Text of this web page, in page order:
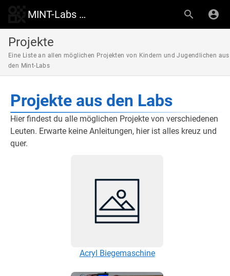
MINT-Labs Wiki
Projekte
Eine Liste an allen möglichen Projekten von Kindern und Jugendlichen aus
den Mint-Labs
Projekte aus den Labs
Hier findest du alle möglichen Projekte von verschiedenen
Leuten. Erwarte keine Anleitungen, hier ist alles kreuz und
quer.
Acryl Biegemaschine